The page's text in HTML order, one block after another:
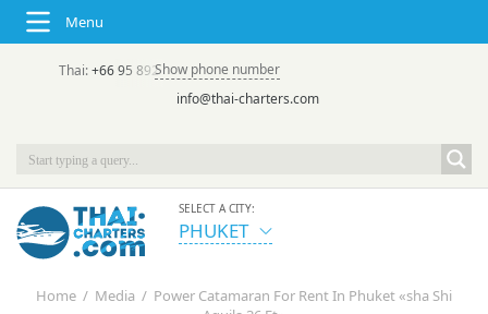
Menu
Thai:+66 95 892 7646(rus/eng) | в России:
Show phone number
info@thai-charters.com
SELECT A CITY:
PHUKET
Home / Media / Power Catamaran For Rent In Phuket «sha Shi